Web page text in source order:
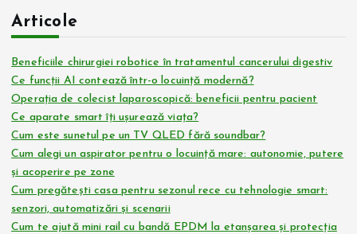
Articole
Beneficiile chirurgiei robotice în tratamentul cancerului digestiv
Ce funcții AI contează într-o locuință modernă?
Operația de colecist laparoscopică: beneficii pentru pacient
Ce aparate smart îți ușurează viața?
Cum este sunetul pe un TV QLED fără soundbar?
Cum alegi un aspirator pentru o locuință mare: autonomie, putere
și acoperire pe zone
Cum pregătești casa pentru sezonul rece cu tehnologie smart:
senzori, automatizări și scenarii
Cum te ajută mini rail cu bandă EPDM la etanșarea și protecția